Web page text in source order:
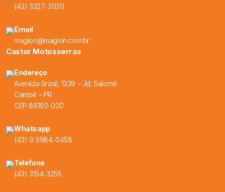
(43) 3327-2020
Email
maglon@maglon.com.br
Castor Motosserras
Endereço
Avenida Brasil, 1339 – Jd. Salomé
Cambé – PR
CEP 86192-000
Whatsapp
(43) 9 9984-0458
Telefone
(43) 3154-3255